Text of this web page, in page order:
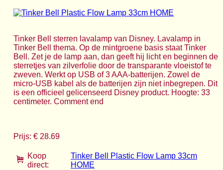
Tinker Bell sterren lavalamp van Disney. Lavalamp in
Tinker Bell thema. Op de mintgroene basis staat Tinker
Bell. Zet je de lamp aan, dan geeft hij licht en beginnen de
sterretjes van zilverfolie door de transparante vloeistof te
zweven. Werkt op USB of 3 AAA-batterijen. Zowel de
micro-USB kabel als de batterijen zijn niet inbegrepen. Dit
is een officieel gelicenseerd Disney product. Hoogte: 33
centimeter. Comment end
Prijs: € 28.69
Koop
direct:
Tinker Bell Plastic Flow Lamp 33cm
HOME